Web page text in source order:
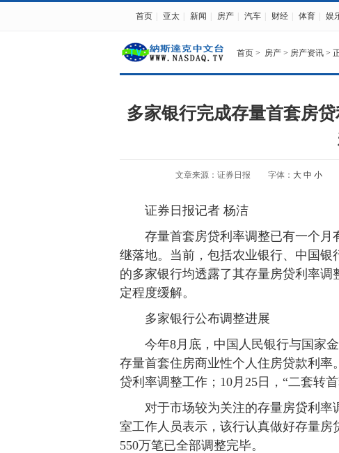
首页 亚太 新闻 房产 汽车 财经 体育 娱
首页 > 房产 > 房产资讯 >
多家银行完成存量首套房
文章来源：证券日报 字体： 大 中 小
证券日报记者 杨洁
存量首套房贷利率调整已有一个月
继落地。当前，包括农业银行、中国
的多家银行均透露了其存量房贷利率调
定程度缓解。
多家银行公布调整进展
今年8月底，中国人民银行与国家金
存量首套住房商业性个人住房贷款利
贷利率调整工作；10月25日，“二套转
对于市场较为关注的存量房贷利率
室工作人员表示，该行认真做好存量
550万笔已全部调整完毕。